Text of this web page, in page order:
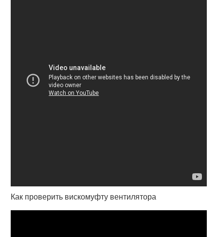
Как проверить вискомуфту вентилятора